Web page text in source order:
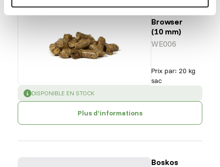
Browser
(10 mm)
WE006
Prix par: 20 kg
sac
SUCCESS:
DISPONIBLE EN STOCK
Plus d’informations
Boskos